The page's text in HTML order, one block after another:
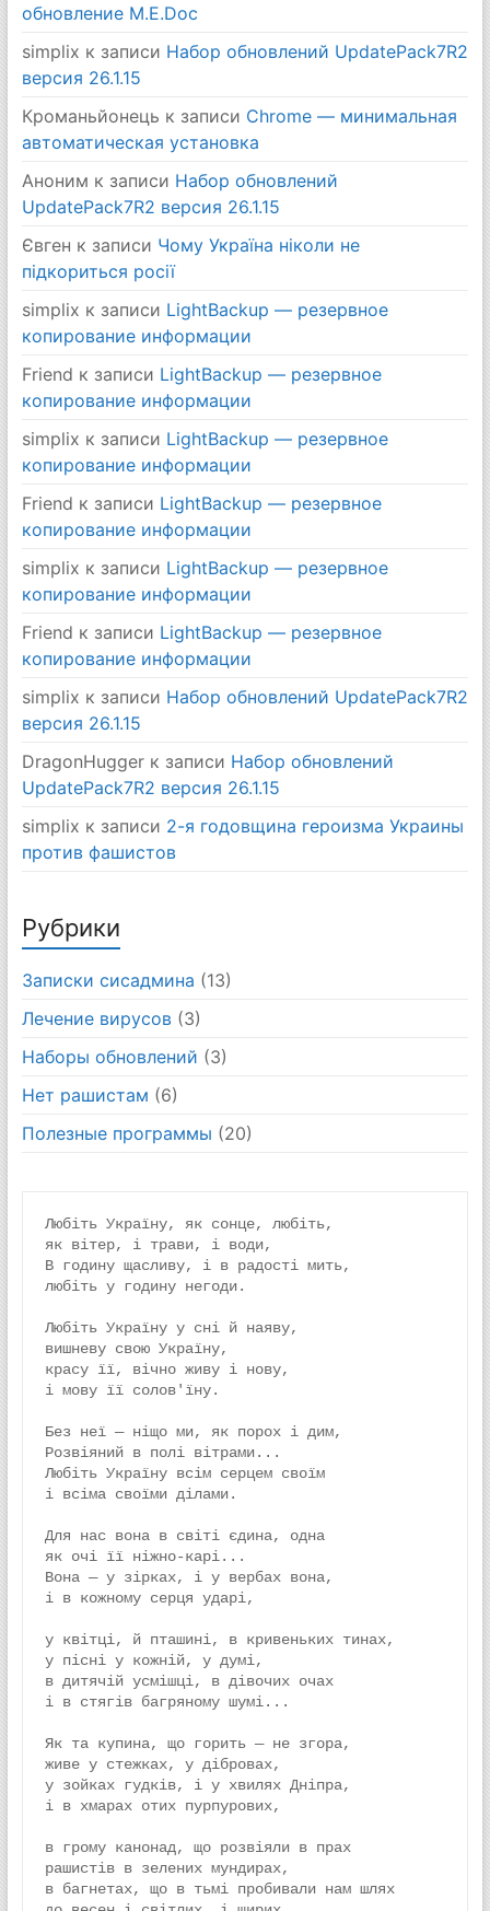
обновление M.E.Doc
simplix к записи Набор обновлений UpdatePack7R2
версия 26.1.15
Кроманьйонець к записи Chrome — минимальная
автоматическая установка
Аноним к записи Набор обновлений
UpdatePack7R2 версия 26.1.15
Євген к записи Чому Україна ніколи не
підкориться росії
simplix к записи LightBackup — резервное
копирование информации
Friend к записи LightBackup — резервное
копирование информации
simplix к записи LightBackup — резервное
копирование информации
Friend к записи LightBackup — резервное
копирование информации
simplix к записи LightBackup — резервное
копирование информации
Friend к записи LightBackup — резервное
копирование информации
simplix к записи Набор обновлений UpdatePack7R2
версия 26.1.15
DragonHuggerк записи Набор обновлений
UpdatePack7R2 версия 26.1.15
simplix к записи 2-я годовщина героизма Украины
против фашистов
Рубрики
Записки сисадмина (13)
Лечение вирусов(3)
Наборы обновлений (3)
Нет рашистам (6)
Полезные программы (20)
Любіть Україну, як сонце, любіть,
як вітер, і трави, і води,
В годину щасливу, і в радості мить,
любіть у годину негоди.
Любіть Україну у сні й наяву,
вишневу свою Україну,
красу її, вічно живу і нову,
і мову її солов'їну.
Без неї — ніщо ми, як порох і дим,
Розвіяний в полі вітрами...
Любіть Україну всім серцем своїм
і всіма своїми ділами.
Для нас вона в світі єдина, одна
як очі її ніжно-карі...
Вона — у зірках, і у вербах вона,
і в кожному серця ударі,
у квітці, й пташині, в кривеньких тинах,
у пісні у кожній, у думі,
в дитячій усмішці, в дівочих очах
і в стягів багряному шумі...
Як та купина, що горить — не згора,
живе у стежках, у дібровах,
у зойках гудків, і у хвилях Дніпра,
і в хмарах отих пурпурових,
в грому канонад, що розвіяли в прах
рашистів в зелених мундирах,
в багнетах, що в тьмі пробивали нам шлях